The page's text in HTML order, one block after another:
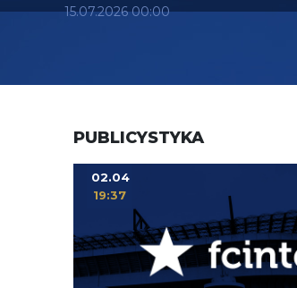
15.07.2026 00:00
PUBLICYSTYKA
02.04
19:37